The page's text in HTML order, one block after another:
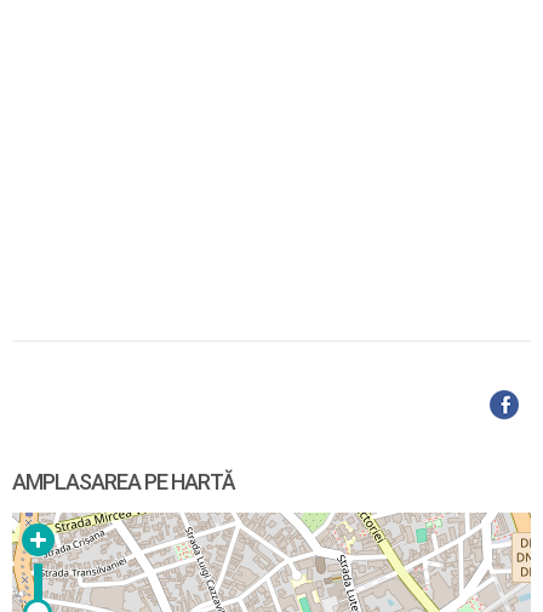
AMPLASAREA PE HARTĂ